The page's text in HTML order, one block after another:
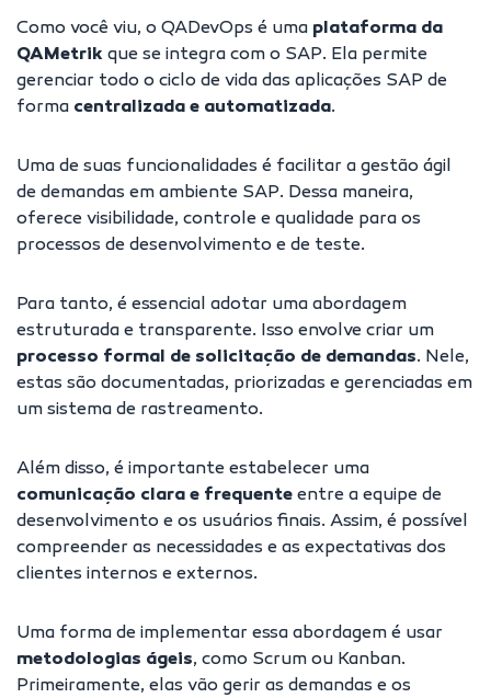
Como você viu, o QADevOps é uma plataforma da
QAMetrik que se integra com o SAP. Ela permite
gerenciar todo o ciclo de vida das aplicações SAP de
forma centralizada e automatizada.
Uma de suas funcionalidades é facilitar a gestão ágil
de demandas em ambiente SAP. Dessa maneira,
oferece visibilidade, controle e qualidade para os
processos de desenvolvimento e de teste.
Para tanto, é essencial adotar uma abordagem
estruturada e transparente. Isso envolve criar um
processo formal de solicitação de demandas. Nele,
estas são documentadas, priorizadas e gerenciadas em
um sistema de rastreamento.
Além disso, é importante estabelecer uma
comunicação clara e frequente entre a equipe de
desenvolvimento e os usuários finais. Assim, é possível
compreender as necessidades e as expectativas dos
clientes internos e externos.
Uma forma de implementar essa abordagem é usar
metodologias ágeis, como Scrum ou Kanban.
Primeiramente, elas vão gerir as demandas e os